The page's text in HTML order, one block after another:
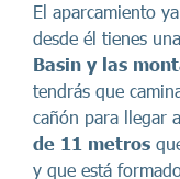
El aparcamiento
desde él tienes
Basin y las
tendrás que
cañón para llegar
de 11 metros
y que está